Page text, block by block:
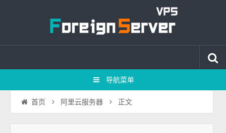
导航菜单
首页 阿里云服务器 正文